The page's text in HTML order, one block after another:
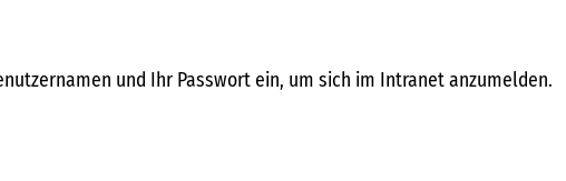
und Ihr Passwort ein, um sich im Intranet anzumelden.